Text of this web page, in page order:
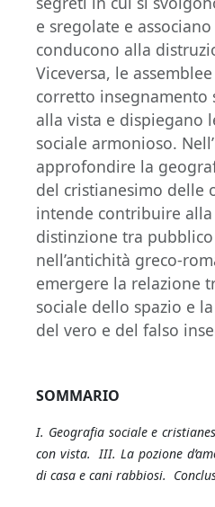
e sregolate e
conducono alla
Viceversa, le
corretto insegnamento
alla vista e dispiegano
sociale armonioso.
approfondire la
del cristianesimo delle
intende contribuire
distinzione tra
nell’antichità greco-
emergere la relazione
sociale dello spazio e
del vero e del falso
SOMMARIO
I. Geografia sociale e
con vista. III. La pozione
di casa e cani rabbiosi.